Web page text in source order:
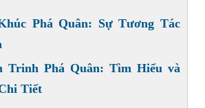
Phá Quân: Sự Tương Tác
Trinh Phá Quân: Tìm Hiểu và
Tiết